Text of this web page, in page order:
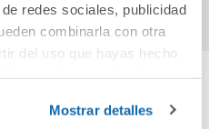
redes sociales, publicidad
combinarla con otra
del uso que hayas hecho
Mostrar detalles
tu opinión